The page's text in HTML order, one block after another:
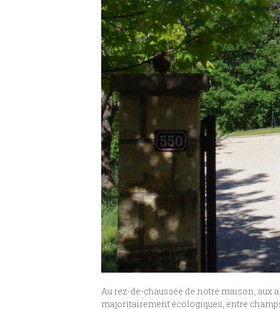
Au rez-de-chaussée de notre maison,
majoritairement écologiques, entre